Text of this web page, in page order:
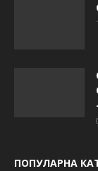
ПОПУЛАРНА